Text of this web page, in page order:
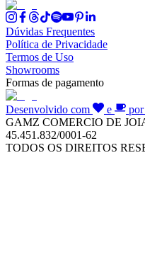
Dúvidas Frequentes
Política de Privacidade
Termos de Uso
Showrooms
Formas de pagamento
Desenvolvido com e
GAMZ COMERCIO DE
45.451.832/0001-62
TODOS OS DIREITOS